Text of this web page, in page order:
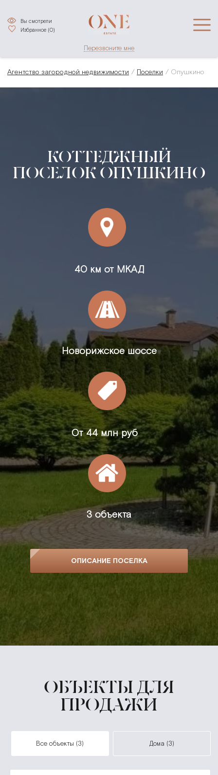
Избранное (0)
Вы смотрели
Перезвоните мне
Агентство загородной недвижимости Поселки Опушкино
КОТТЕДЖНЫЙ
ПОСЕЛОК ОПУШКИНО
40 км от МКАД
Новорижское шоссе
От44 млн руб
3 объекта
ОПИСАНИЕ ПОСЕЛКА
ОБЪЕКТЫ ДЛЯ
ПРОДАЖИ
все объекты (3) дома (3)